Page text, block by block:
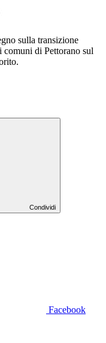
sulla transizione
di Pettorano sul
Condividi
Facebook